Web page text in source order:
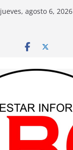
jueves, agosto 6, 2026